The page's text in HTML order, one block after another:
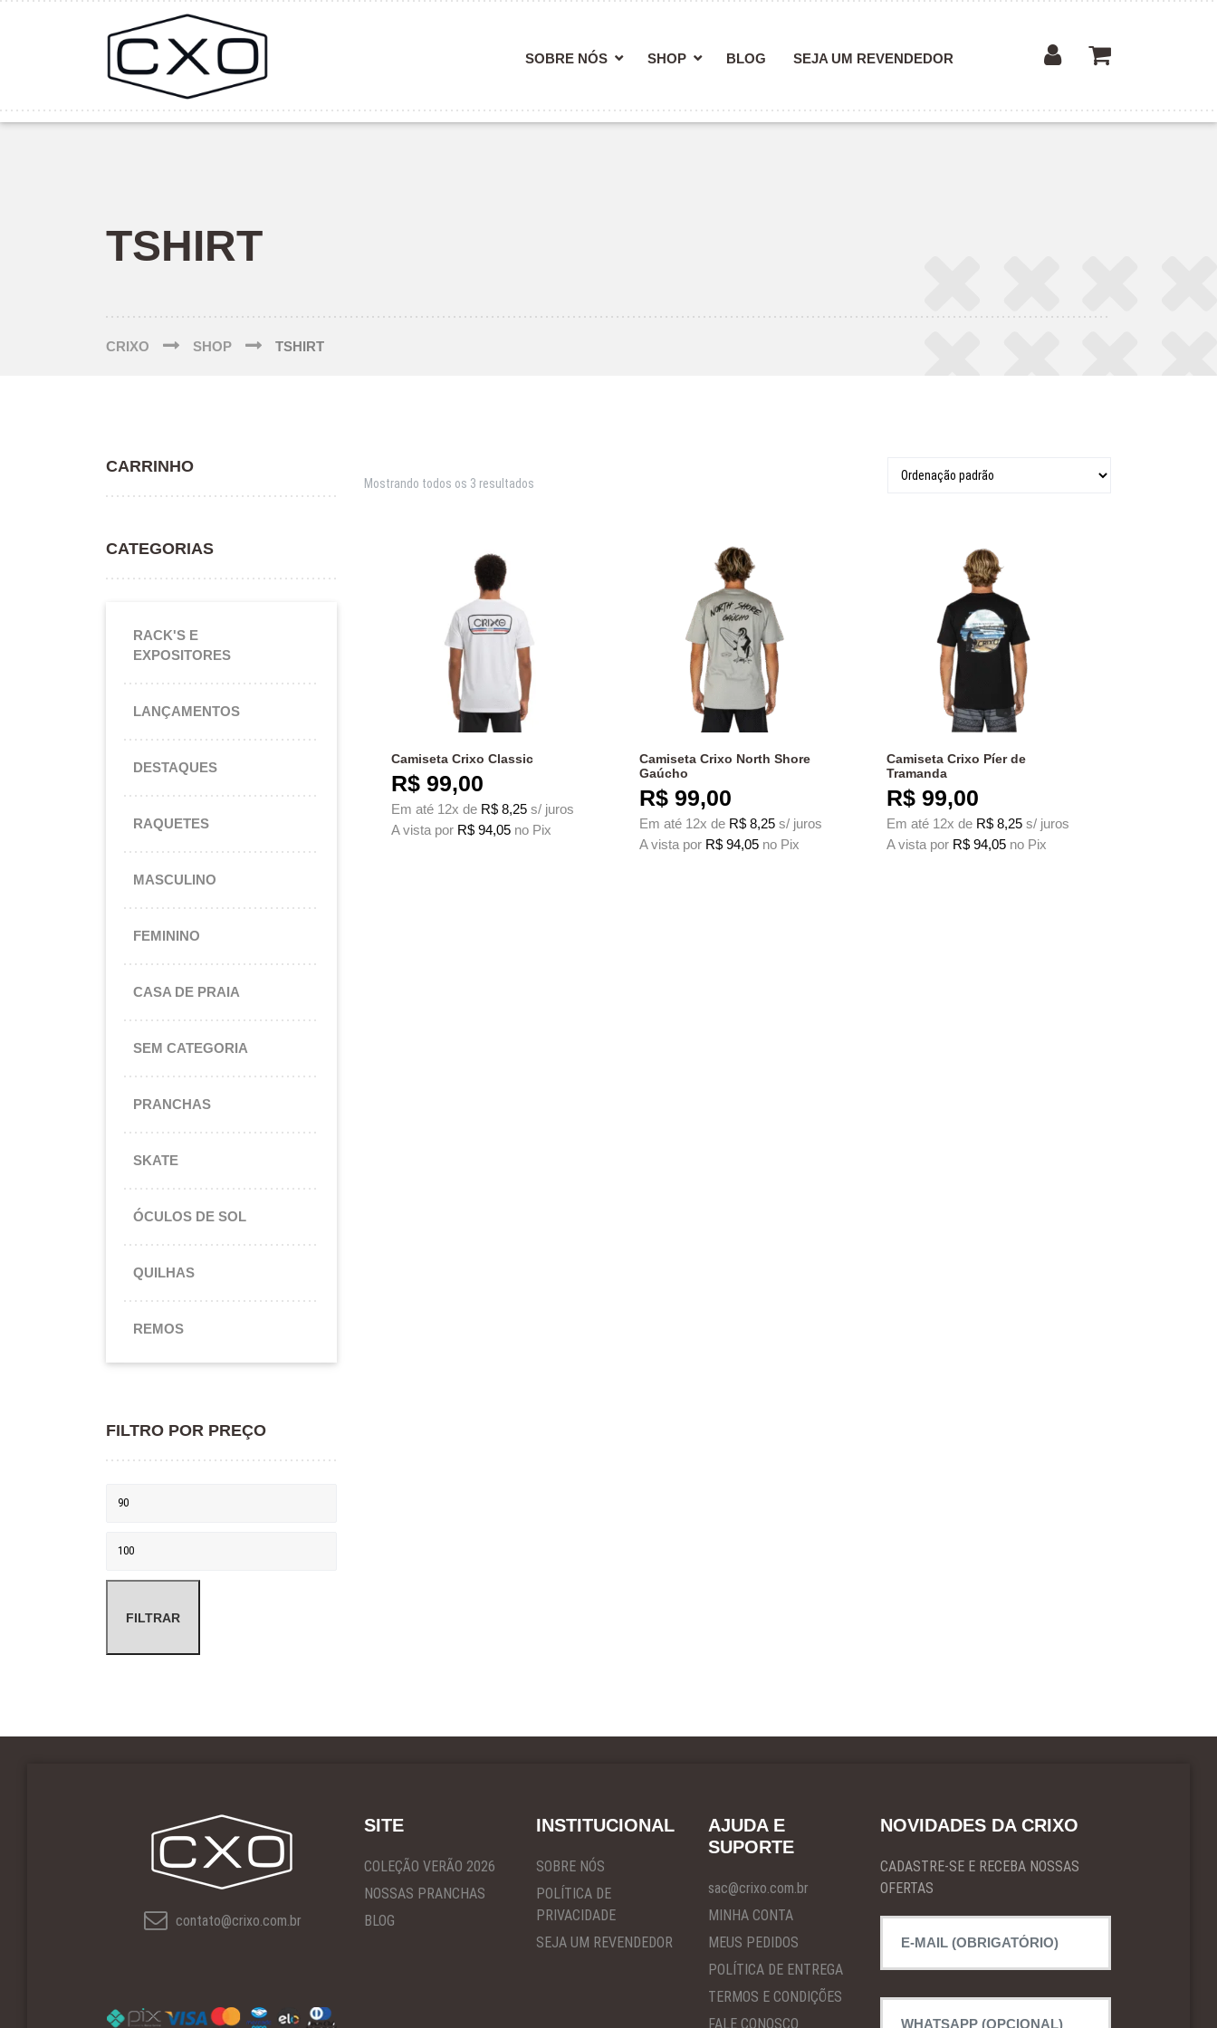
SOBRE NÓS SHOP BLOG SEJA UM REVENDEDOR
TSHIRT
CRIXO SHOP TSHIRT
Mostrando todos os 3 resultados
Camiseta Crixo Classic
R$ 99,00
Em até 12x de R$ 8,25 s/ juros
A vista por R$ 94,05 no Pix
Este produto tem várias variantes. As opções podem ser escolhidas na página do produto
Camiseta Crixo North Shore
Gaúcho
R$99,00
Em até 12x de R$8,25 s/ juros
A vista por R$94,05 no Pix
Camiseta Crixo Píer de
Tramanda
R$ 99,00
Em até 12x de R$ 8,25 s/ juros
A vista por R$ 94,05 no Pix
CARRINHO
CATEGORIAS
RACK'S E
EXPOSITORES
LANÇAMENTOS
DESTAQUES
RAQUETES
MASCULINO
FEMININO
CASA DE PRAIA
SEM CATEGORIA
PRANCHAS
SKATE
ÓCULOS DE SOL
QUILHAS
REMOS
FILTRO POR PREÇO
Preço mínimo
Preço máximo
FILTRAR
contato@crixo.com.br
SITE
COLEÇÃO VERÃO 2026
NOSSAS PRANCHAS
BLOG
INSTITUCIONAL
SOBRE NÓS
POLÍTICA DE
PRIVACIDADE
SEJA UM REVENDEDOR
AJUDA E
SUPORTE
sac@crixo.com.br
MINHA CONTA
MEUS PEDIDOS
POLÍTICA DE ENTREGA
TERMOS E CONDIÇÕES
FALE CONOSCO
NOVIDADES DA CRIXO
CADASTRE-SE E RECEBA NOSSAS
OFERTAS